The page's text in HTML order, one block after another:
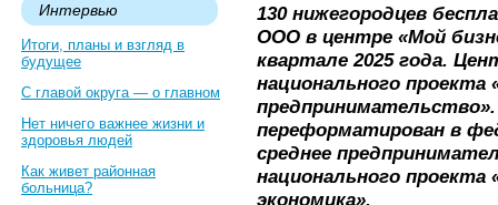
Интервью
Итоги, планы и взгляд в
будущее
С главой округа — о главном
Нет ничего важнее жизни и
здоровья людей
Как живет районная
больница?
130 нижегородцев
ООО в центре «Мой
квартале 2025 года.
национального проекта
переформатирован в
среднее
национального
экономика».